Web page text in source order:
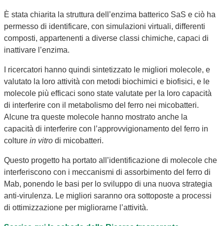
È stata chiarita la struttura dell’enzima batterico SaS e ciò ha
permesso di identificare, con simulazioni virtuali, differenti
composti, appartenenti a diverse classi chimiche, capaci di
inattivare l’enzima.
I ricercatori hanno quindi sintetizzato le migliori molecole, e
valutato la loro attività con metodi biochimici e biofisici, e le
molecole più efficaci sono state valutate per la loro capacità
di interferire con il metabolismo del ferro nei micobatteri.
Alcune tra queste molecole hanno mostrato anche la
capacità di interferire con l’approvvigionamento del ferro in
colture in vitro di micobatteri.
Questo progetto ha portato all’identificazione di molecole che
interferiscono con i meccanismi di assorbimento del ferro di
Mab, ponendo le basi per lo sviluppo di una nuova strategia
anti-virulenza. Le migliori saranno ora sottoposte a processi
di ottimizzazione per migliorarne l’attività.